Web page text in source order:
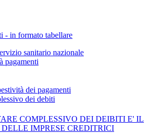
- in formato tabellare
sanitario nazionale
pagamenti
dei pagamenti
dei debiti
COMPLESSIVO DEI DEIBITI E' IL
IMPRESE CREDITRICI